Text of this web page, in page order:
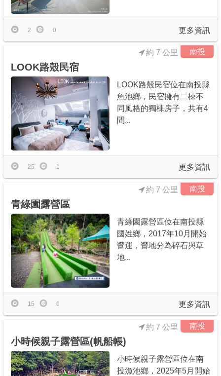
更多資訊
2 0
南投
約 7 公里
LOOK路殼民宿
LOOK路殼民宿位在南投縣
魚池鄉，民宿擁有二棟不
同風格的獨棟房子，共有4
間...
更多資訊
25 1
南投
約 7 公里
青綠園露營區
青綠園露營區位在南投縣
國姓鄉，2017年10月開始
營運，營地分為碎石與草
地...
更多資訊
15 0
南投
約 7 公里
小時候親子露營區(帆船帳)
小時候親子露營區位在南
投漁池鄉，2025年5月開始